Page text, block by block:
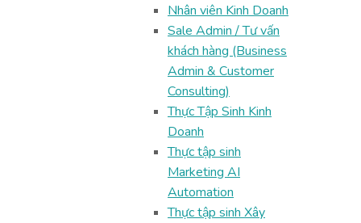
Nhân viên Kinh Doanh
Sale Admin / Tư vấn
khách hàng (Business
Admin & Customer
Consulting)
Thực Tập Sinh Kinh
Doanh
Thực tập sinh
Marketing AI
Automation
Thực tập sinh Xây